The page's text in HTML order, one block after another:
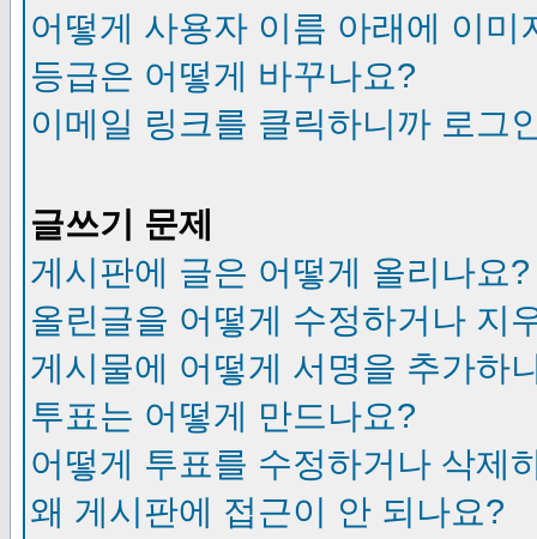
어떻게 사용자 이름 아래에 이미
등급은 어떻게 바꾸나요?
이메일 링크를 클릭하니까 로그
글쓰기 문제
게시판에 글은 어떻게 올리나요?
올린글을 어떻게 수정하거나 지
게시물에 어떻게 서명을 추가하
투표는 어떻게 만드나요?
어떻게 투표를 수정하거나 삭제
왜 게시판에 접근이 안 되나요?